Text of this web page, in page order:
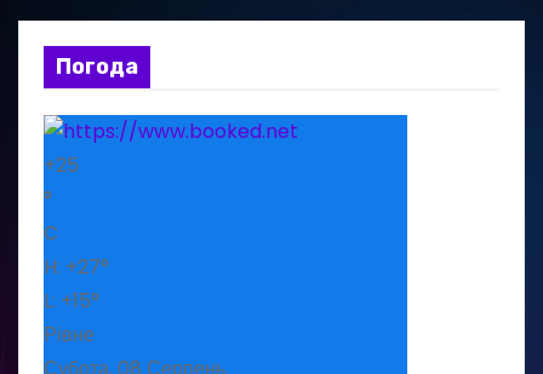
Погода
+25
°
C
H: +27°
L: +15°
Рівне